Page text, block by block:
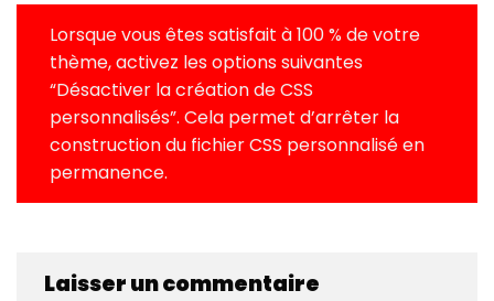
Lorsque vous êtes satisfait à 100 % de votre
thème, activez les options suivantes
“Désactiver la création de CSS
personnalisés”. Cela permet d’arrêter la
construction du fichier CSS personnalisé en
permanence.
Laisser un commentaire